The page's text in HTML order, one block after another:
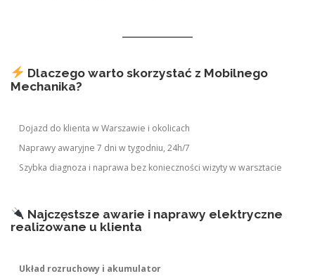
Dlaczego warto skorzystać z Mobilnego
Mechanika?
Dojazd do klienta w Warszawie i okolicach
Naprawy awaryjne 7 dni w tygodniu, 24h/7
Szybka diagnoza i naprawa bez konieczności wizyty w warsztacie
Najczęstsze awarie i naprawy elektryczne
realizowane u klienta
Układ rozruchowy i akumulator